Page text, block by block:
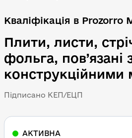
Кваліфікація в Prozorro
Плити, листи,
фольга, пов’язані
конструкційними
Підписано КЕП/ЕЦП
АКТИВНА